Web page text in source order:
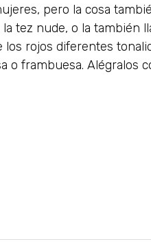
pero la cosa
tez nude, o la también
rojos diferentes
o frambuesa. Alégralos